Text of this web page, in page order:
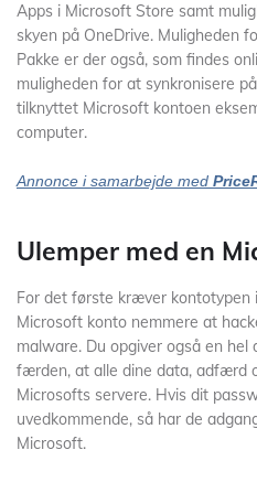
Apps i Microsoft Store samt
skyen på OneDrive. Muligheden
Pakke er der også, som findes
muligheden for at synkronisere
tilknyttet Microsoft kontoen
computer.
Annonce i samarbejde med
Ulemper med en
For det første kræver kontotypen
Microsoft konto nemmere at
malware. Du opgiver også en
færden, at alle dine data, adfærd
Microsofts servere. Hvis dit
uvedkommende, så har de
Microsoft.